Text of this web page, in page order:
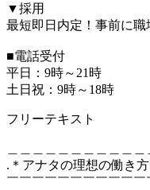
▼採用
最短即日内定！事前に
■電話受付
平日：9時～21時
土日祝：9時～18時
フリーテキスト
.＊アナタの理想の働き
￣￣￣￣￣￣￣￣￣￣